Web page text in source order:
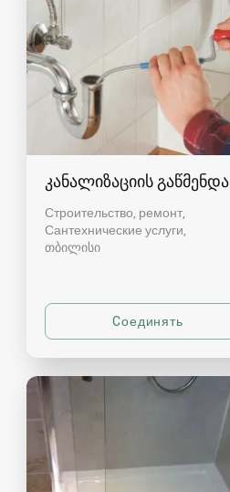
კანალიზაციის გაწმენდა
Строительство, ремонт,
Сантехнические услуги
თბილისი